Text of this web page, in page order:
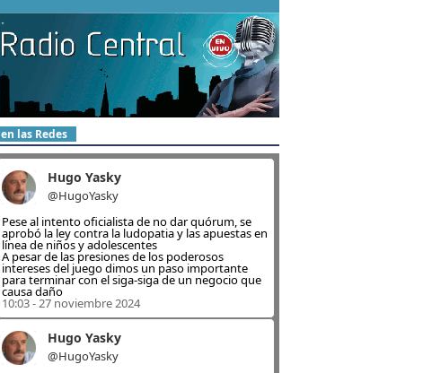
en las Redes
Hugo Yasky
@HugoYasky
Pese al intento oficialista de no dar quórum, se
aprobó la ley contra la ludopatia y las apuestas en
línea de niños y adolescentes
A pesar de las presiones de los poderosos
intereses del juego dimos un paso importante
para terminar con el siga-siga de un negocio que
causa daño
10:03 - 27 noviembre 2024
Hugo Yasky
@HugoYasky